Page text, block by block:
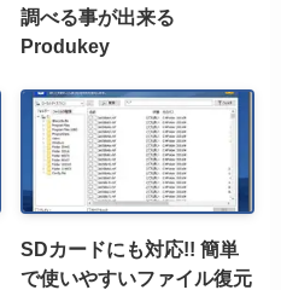
調べる事が出来る
Produkey
SDカードにも対応!! 簡単
で使いやすいファイル復元